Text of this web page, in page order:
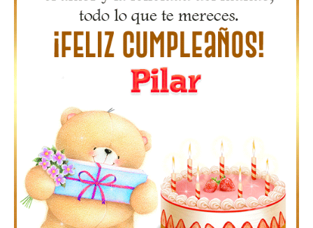
Gifs de Feliz Cumpleaños con Nombres